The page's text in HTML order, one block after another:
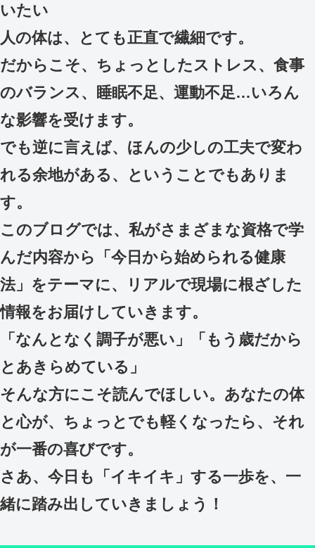
いたい
人の体は、とても正直で繊細です。
だからこそ、ちょっとしたストレス、食事
のバランス、睡眠不足、運動不足…いろん
な影響を受けます。
でも逆に言えば、ほんの少しの工夫で変わ
れる余地がある、ということでもありま
す。
このブログでは、私がさまざまな資格で学
んだ内容から「今日から始められる健康
法」をテーマに、リアルで現場に根ざした
情報をお届けしていきます。
「なんとなく調子が悪い」「もう歳だから
とあきらめている」
そんな方にこそ読んでほしい。あなたの体
と心が、ちょっとでも軽くなったら、それ
が一番の喜びです。
さあ、今日も「イキイキ」する一歩を、一
緒に踏み出していきましょう！